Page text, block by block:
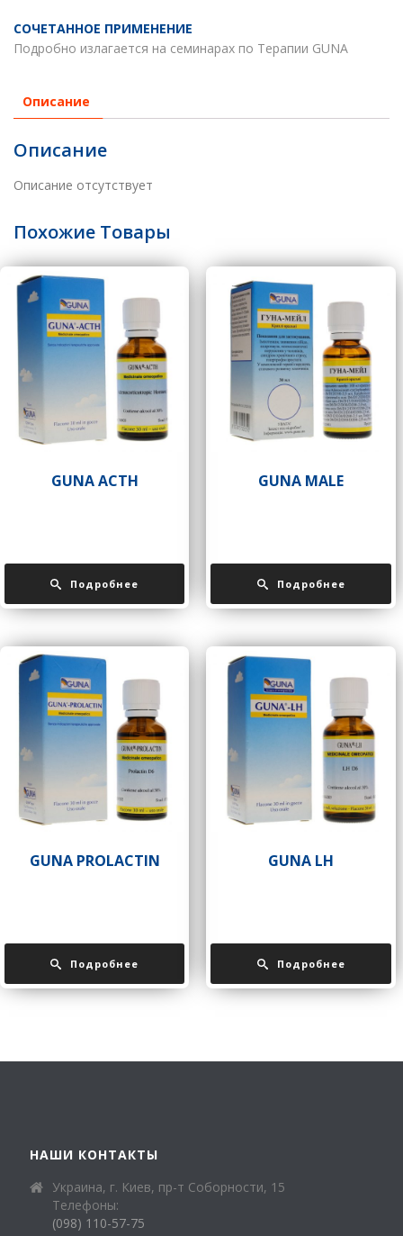
СОЧЕТАННОЕ ПРИМЕНЕНИЕ
Подробно излагается на семинарах по Терапии GUNA
Описание
Описание
Описание отсутствует
Похожие Товары
GUNA ACTH
Подробнее
GUNA MALE
Подробнее
GUNA PROLACTIN
Подробнее
GUNA LH
Подробнее
НАШИ КОНТАКТЫ
Украина, г. Киев, пр-т Соборности, 15
Телефоны:
(098) 110-57-75